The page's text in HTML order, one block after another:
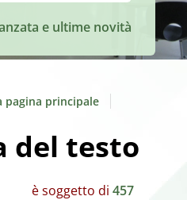
e ultime novità
pagina principale
del testo
è soggetto di 457